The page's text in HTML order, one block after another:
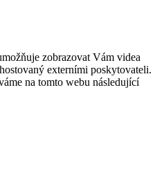
zobrazovat Vám videa
externími poskytovateli.
na tomto webu následující